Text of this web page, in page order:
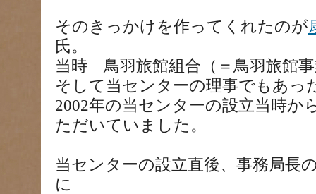
そのきっかけを作ってくれたのが
氏。
当時 鳥羽旅館組合（＝鳥羽旅館
そして当センターの理事でもあっ
2002年の当センターの設立当時か
ただいていました。
当センターの設立直後、事務局長
に